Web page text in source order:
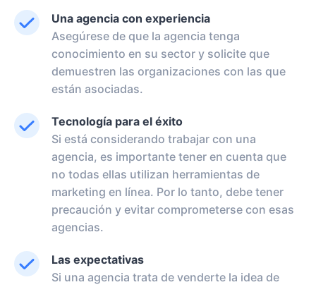
Una agencia con experiencia
Asegúrese de que la agencia tenga
conocimiento en su sector y solicite que
demuestren las organizaciones con las que
están asociadas.
Tecnología para el éxito
Si está considerando trabajar con una
agencia, es importante tener en cuenta que
no todas ellas utilizan herramientas de
marketing en línea. Por lo tanto, debe tener
precaución y evitar comprometerse con esas
agencias.
Las expectativas
Si una agencia trata de venderte la idea de